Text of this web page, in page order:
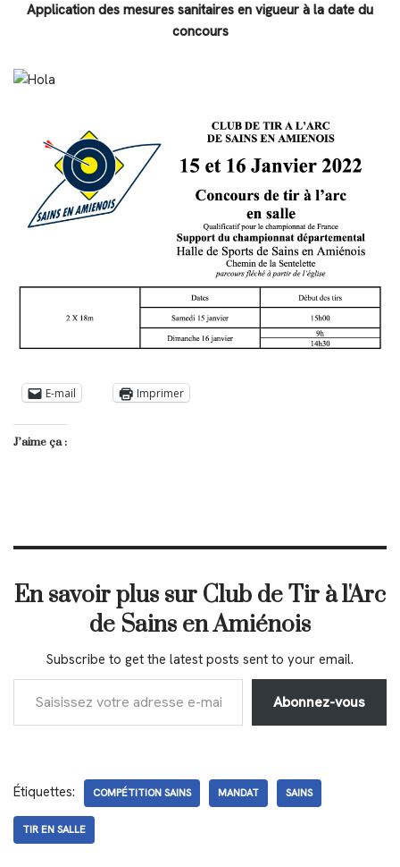
Application des mesures sanitaires en vigueur à la date du
concours
E-mail Imprimer
J’aime ça :
En savoir plus sur Club de Tir à l'Arc
de Sains en Amiénois
Subscribe to get the latest posts sent to your email.
Abonnez-vous
Étiquettes: COMPÉTITION SAINS MANDAT SAINS
TIR EN SALLE